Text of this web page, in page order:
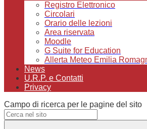
Registro Elettronico
Circolari
Orario delle lezioni
Area riservata
Moodle
G Suite for Education
Allerta Meteo Emilia
News
U.R.P. e Contatti
Privacy
Campo di ricerca per le pagine del sito